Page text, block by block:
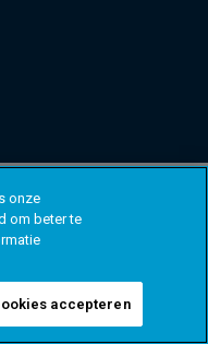
onze
om beter te
accepteren